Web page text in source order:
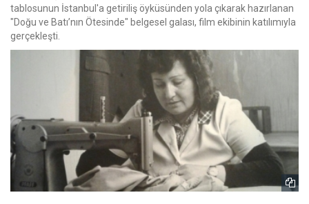
tablosunun İstanbul'a getiriliş öyküsünden yola çıkarak hazırlanan
"Doğu ve Batı’nın Ötesinde" belgesel galası, film ekibinin katılımıyla
gerçekleşti.